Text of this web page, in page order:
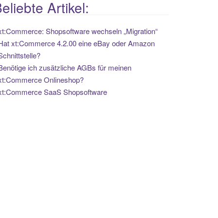
Artikel:
Shopsoftware wechseln „Migration“
xt:Commerce 4.2.00 eine eBay oder Amazon
ich zusätzliche AGBs für meinen
Onlineshop?
SaaS Shopsoftware